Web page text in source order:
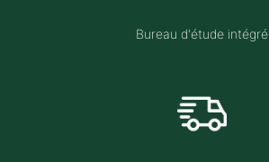
Bureau d'étude intégré